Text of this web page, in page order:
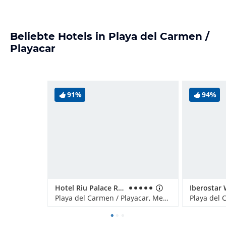
Beliebte Hotels in Playa del Carmen /
Playacar
91%
Hotel Riu Palace Riviera Maya
Playa del Carmen / Playacar, Mexiko
94%